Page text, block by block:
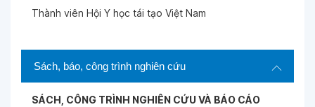
Thành viên Hội Y học tái tạo Việt Nam
Sách, báo, công trình nghiên cứu
SÁCH, CÔNG TRÌNH NGHIÊN CỨU VÀ BÁO CÁO
Ngày 10-06-2025
Ngày 30-05-2025